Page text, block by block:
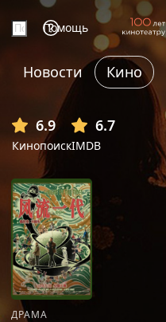
Помощь
Новости Кино
6.9
Кинопоиск
6.7
IMDB
ДРАМА